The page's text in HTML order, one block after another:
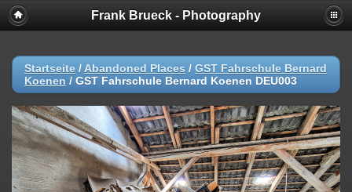
Frank Brueck - Photography
Startseite / Abandoned Places / GST Fahrschule Bernard
Koenen / GST Fahrschule Bernard Koenen DEU003